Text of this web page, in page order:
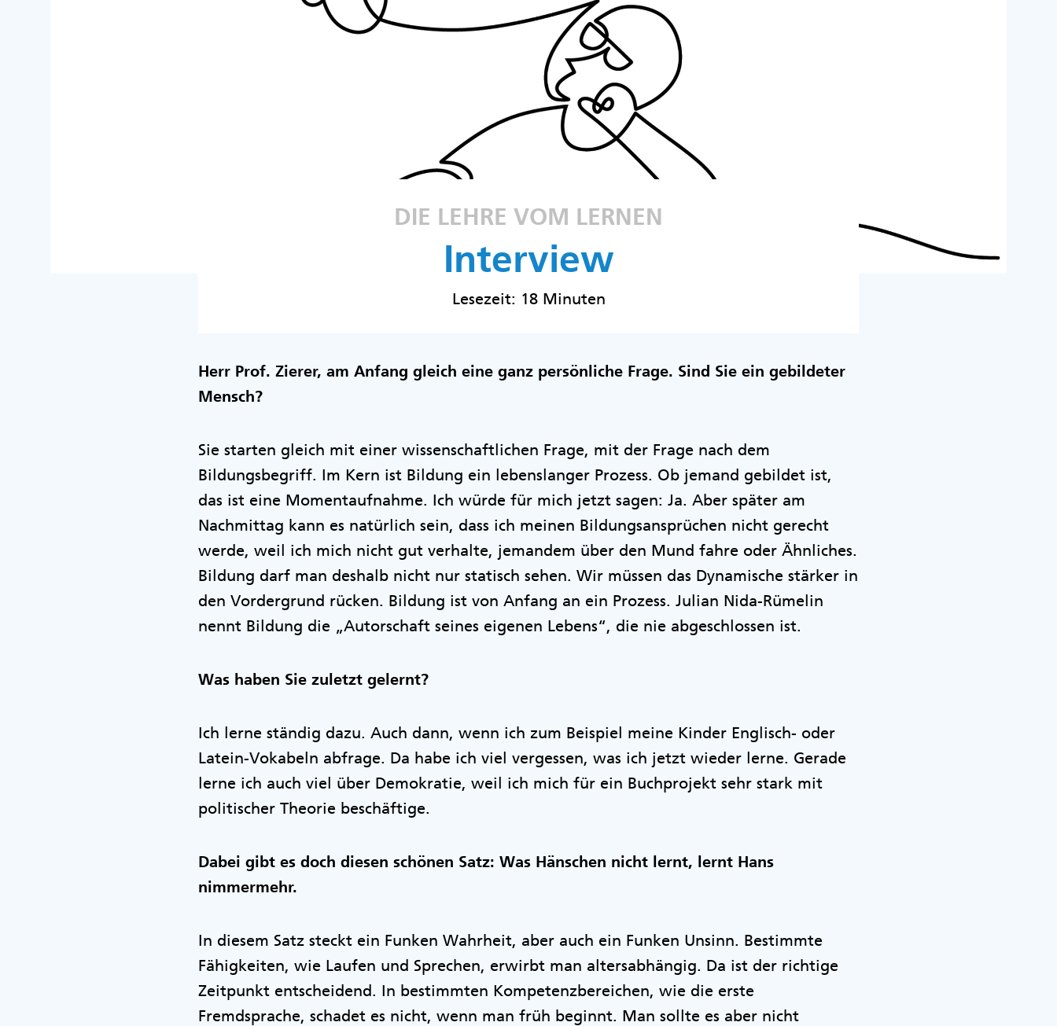
DIE LEHRE VOM LERNEN
Interview
Lesezeit: 18 Minuten
Herr Prof. Zierer, am Anfang gleich eine ganz persönliche Frage. Sind Sie ein gebildeter
Mensch?
Sie starten gleich mit einer wissenschaftlichen Frage, mit der Frage nach dem
Bildungsbegriff. Im Kern ist Bildung ein lebenslanger Prozess. Ob jemand gebildet ist,
das ist eine Momentaufnahme. Ich würde für mich jetzt sagen: Ja. Aber später am
Nachmittag kann es natürlich sein, dass ich meinen Bildungsansprüchen nicht gerecht
werde, weil ich mich nicht gut verhalte, jemandem über den Mund fahre oder Ähnliches.
Bildung darf man deshalb nicht nur statisch sehen. Wir müssen das Dynamische stärker in
den Vordergrund rücken. Bildung ist von Anfang an ein Prozess. Julian Nida-Rümelin
nennt Bildung die „Autorschaft seines eigenen Lebens“, die nie abgeschlossen ist.
Was haben Sie zuletzt gelernt?
Ich lerne ständig dazu. Auch dann, wenn ich zum Beispiel meine Kinder Englisch- oder
Latein-Vokabeln abfrage. Da habe ich viel vergessen, was ich jetzt wieder lerne. Gerade
lerne ich auch viel über Demokratie, weil ich mich für ein Buchprojekt sehr stark mit
politischer Theorie beschäftige.
Dabei gibt es doch diesen schönen Satz: Was Hänschen nicht lernt, lernt Hans
nimmermehr.
In diesem Satz steckt ein Funken Wahrheit, aber auch ein Funken Unsinn. Bestimmte
Fähigkeiten, wie Laufen und Sprechen, erwirbt man altersabhängig. Da ist der richtige
Zeitpunkt entscheidend. In bestimmten Kompetenzbereichen, wie die erste
Fremdsprache, schadet es nicht, wenn man früh beginnt. Man sollte es aber nicht